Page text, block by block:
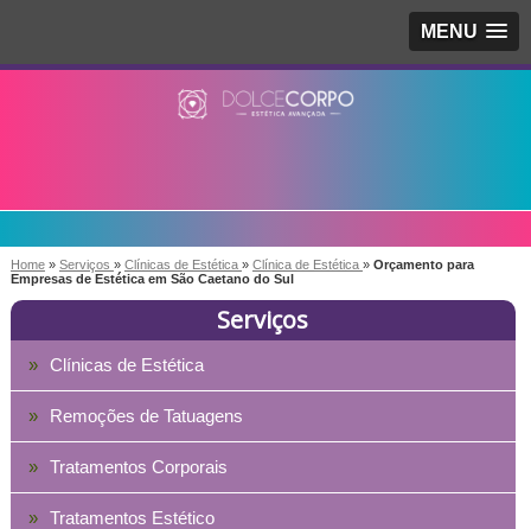
MENU
Home » Serviços » Clínicas de Estética » Clínica de Estética » Orçamento para
Empresas de Estética em São Caetano do Sul
Serviços
Clínicas de Estética
Remoções de Tatuagens
Tratamentos Corporais
Tratamentos Estético